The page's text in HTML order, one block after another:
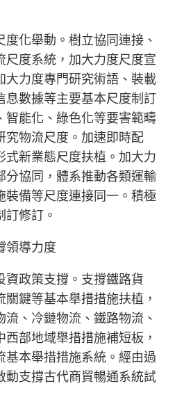
度化舉動。樹立協同連接、
尺度系統，加大力度尺度宣
大力度專門研究術語、裝載
息數據等主要基本尺度制訂
智能化、綠色化等要害範疇
究物流尺度。加速即時配
式新業態尺度扶植。加大力
分協同，體系推動各類運輸
裝備等尺度連接同一。積極
訂修訂。
領導力度
資政策支撐。支撐鐵路貨
鍵等基本舉措措施扶植，
、冷鏈物流、鐵路物流、
部地域舉措措施補短板，
基本舉措措施系統。經由過
動支撐古代商貿暢通系統試